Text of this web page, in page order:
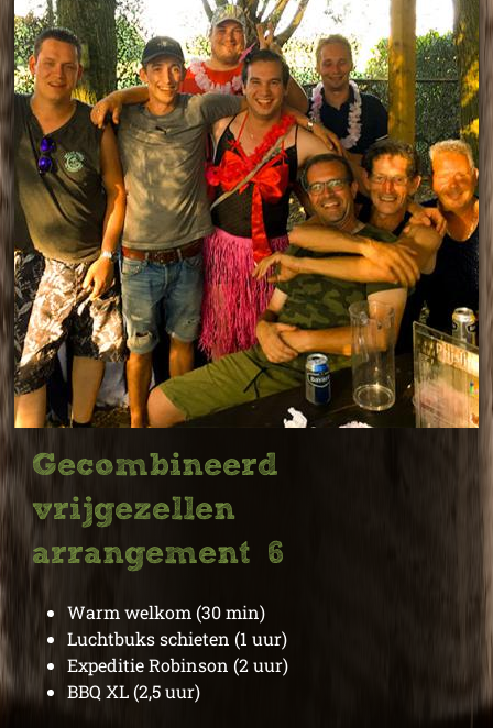
Gecombineerd
vrijgezellen
arrangement 6
Warm welkom (30 min)
Luchtbuks schieten (1 uur)
Expeditie Robinson (2 uur)
BBQ XL (2,5 uur)